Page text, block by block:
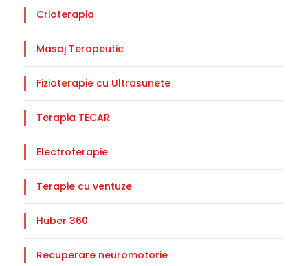
Crioterapia
Masaj Terapeutic
Fizioterapie cu Ultrasunete
Terapia TECAR
Electroterapie
Terapie cu ventuze
Huber 360
Recuperare neuromotorie